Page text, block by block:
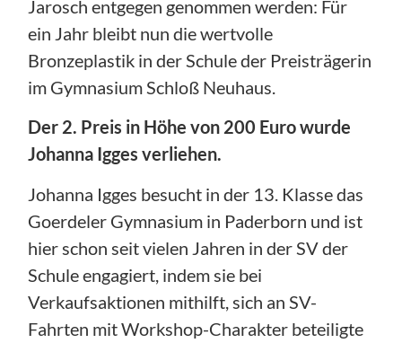
Jarosch entgegen genommen werden: Für
ein Jahr bleibt nun die wertvolle
Bronzeplastik in der Schule der Preisträgerin
im Gymnasium Schloß Neuhaus.
Der 2. Preis in Höhe von 200 Euro wurde
Johanna Igges verliehen.
Johanna Igges besucht in der 13. Klasse das
Goerdeler Gymnasium in Paderborn und ist
hier schon seit vielen Jahren in der SV der
Schule engagiert, indem sie bei
Verkaufsaktionen mithilft, sich an SV-
Fahrten mit Workshop-Charakter beteiligte